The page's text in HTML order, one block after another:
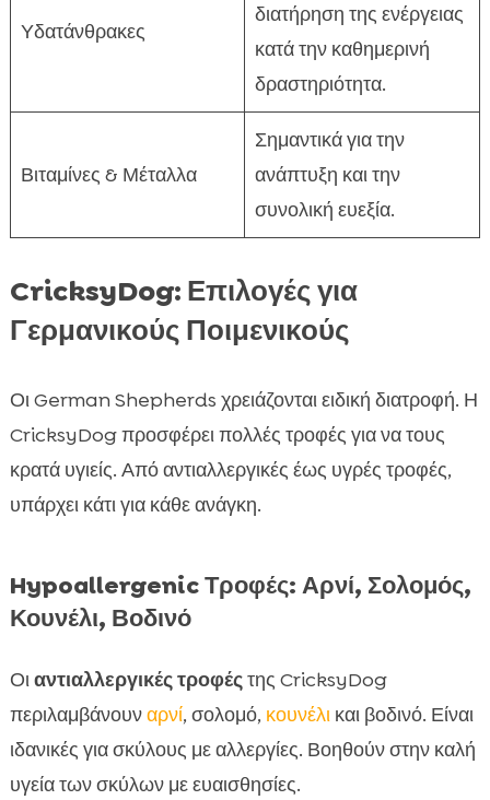
Υδατάνθρακες
διατήρηση της ενέργειας
κατά την καθημερινή
δραστηριότητα.
Βιταμίνες & Μέταλλα
Σημαντικά για την
ανάπτυξη και την
συνολική ευεξία.
CricksyDog: Επιλογές για
Γερμανικούς Ποιμενικούς
Οι German Shepherds χρειάζονται ειδική διατροφή. Η
CricksyDog προσφέρει πολλές τροφές για να τους
κρατά υγιείς. Από αντιαλλεργικές έως υγρές τροφές,
υπάρχει κάτι για κάθε ανάγκη.
Hypoallergenic Τροφές: Αρνί, Σολομός,
Κουνέλι, Βοδινό
Οιαντιαλλεργικές τροφέςτης CricksyDog
περιλαμβάνουναρνί, σολομό, κουνέλικαι βοδινό. Είναι
ιδανικές για σκύλους με αλλεργίες. Βοηθούν στην καλή
υγεία των σκύλων με ευαισθησίες.